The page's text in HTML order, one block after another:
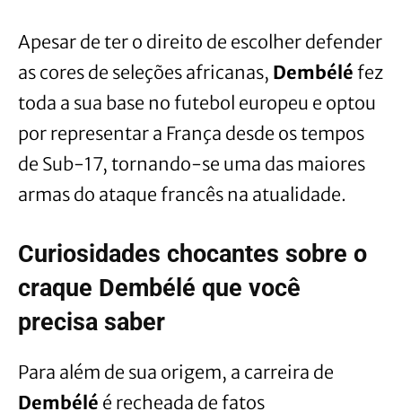
Apesar de ter o direito de escolher defender
as cores de seleções africanas, Dembélé fez
toda a sua base no futebol europeu e optou
por representar a França desde os tempos
de Sub-17, tornando-se uma das maiores
armas do ataque francês na atualidade.
Curiosidades chocantes sobre o
craque Dembélé que você
precisa saber
Para além de sua origem, a carreira de
Dembélé é recheada de fatos